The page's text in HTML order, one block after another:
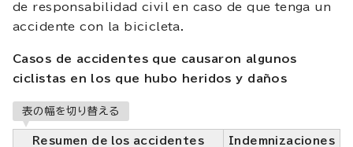
de responsabilidad civil en caso de que tenga un
accidente con la bicicleta.
Casos de accidentes que causaron algunos
ciclistas en los que hubo heridos y daños
表の幅を切り替える
Resumen de los accidentes
Indemnizaciones